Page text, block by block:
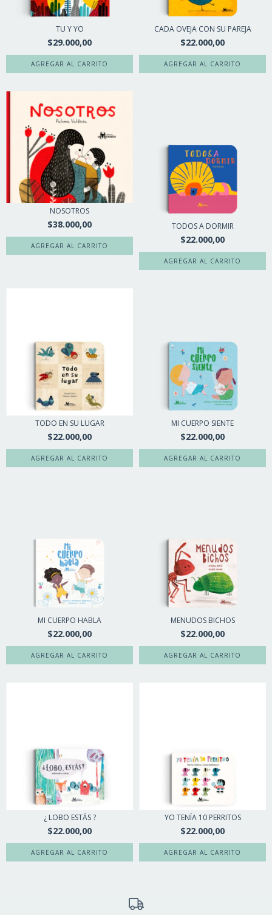
TU Y YO
$29.000,00
CADA OVEJA CON SU PAREJA
$22.000,00
NOSOTROS
$38.000,00 TODOS A DORMIR
$22.000,00
TODO EN SU LUGAR
$22.000,00
MI CUERPO SIENTE
$22.000,00
MI CUERPO HABLA
$22.000,00
MENUDOS BICHOS
$22.000,00
¿ LOBO ESTÁS ?
$22.000,00
YO TENÍA 10 PERRITOS
$22.000,00